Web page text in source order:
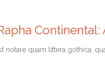
Continental:
notare quam littera gothica,